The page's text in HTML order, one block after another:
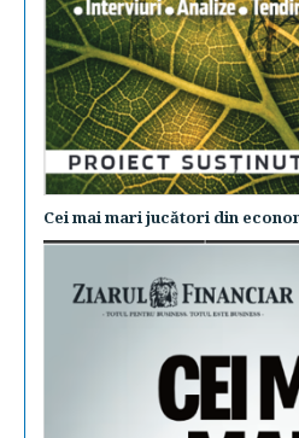
Cei mai mari jucători din